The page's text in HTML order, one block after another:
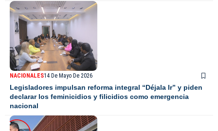
NACIONALES14 De Mayo De 2026
Legisladores impulsan reforma integral “Déjala Ir” y piden
declarar los feminicidios y filicidios como emergencia
nacional